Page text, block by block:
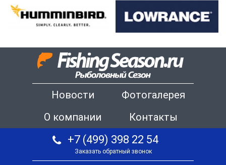
Новости
Фотогалерея
О компании
Контакты
+7 (499) 398 22 54
Заказать обратный звонок